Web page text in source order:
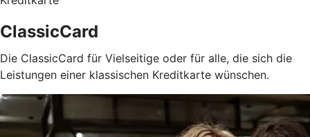
ClassicCard
Die ClassicCard für Vielseitige oder für alle, die sich die
Leistungen einer klassischen Kreditkarte wünschen.